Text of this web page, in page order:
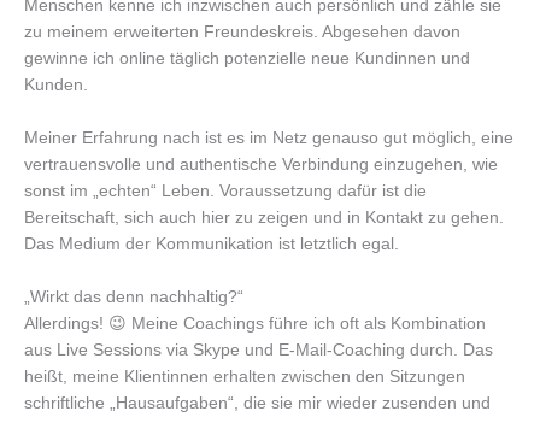
Menschen kenne ich inzwischen auch persönlich und zähle sie
zu meinem erweiterten Freundeskreis. Abgesehen davon
gewinne ich online täglich potenzielle neue Kundinnen und
Kunden.
Meiner Erfahrung nach ist es im Netz genauso gut möglich, eine
vertrauensvolle und authentische Verbindung einzugehen, wie
sonst im „echten“ Leben. Voraussetzung dafür ist die
Bereitschaft, sich auch hier zu zeigen und in Kontakt zu gehen.
Das Medium der Kommunikation ist letztlich egal.
„Wirkt das denn nachhaltig?“
Allerdings! 😉 Meine Coachings führe ich oft als Kombination
aus Live Sessions via Skype und E-Mail-Coaching durch. Das
heißt, meine Klientinnen erhalten zwischen den Sitzungen
schriftliche „Hausaufgaben“, die sie mir wieder zusenden und